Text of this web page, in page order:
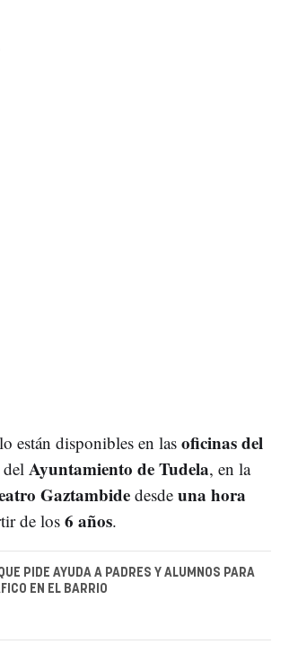
están disponibles en las oficinas del
Ayuntamiento de Tudela, en la
Gaztambidedesde una hora
de los 6 años.
PIDE AYUDA A PADRES Y ALUMNOS PARA
EN EL BARRIO